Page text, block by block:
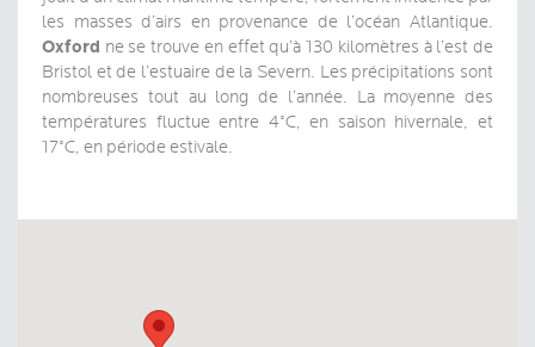
les masses d’airs en provenance de l’océan Atlantique.
Oxford ne se trouve en effet qu’à 130 kilomètres à l’est de
Bristol et de l’estuaire de la Severn. Les précipitations sont
nombreuses tout au long de l’année. La moyenne des
températures fluctue entre 4°C, en saison hivernale, et
17°C, en période estivale.